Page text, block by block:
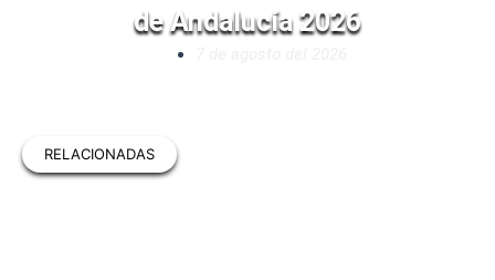
de Andalucía 2026
RELACIONADAS